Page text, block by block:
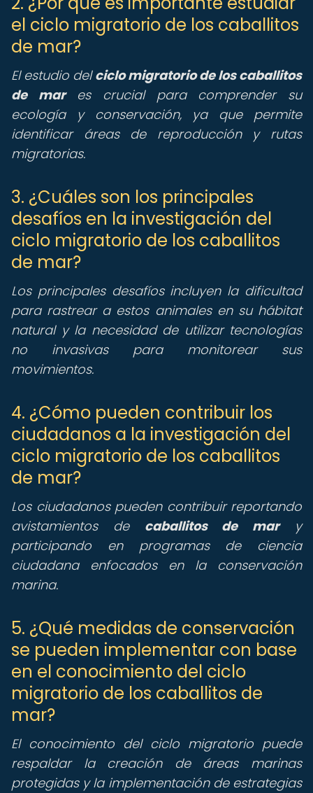
el ciclo migratorio de los caballitos
de mar?
El estudio delciclo migratorio de los caballitos
de mares crucial para comprender su
ecología y conservación, ya que permite
identificar áreas de reproducción y rutas
migratorias.
3. ¿Cuáles son los principales
desafíos en la investigación del
ciclo migratorio de los caballitos
de mar?
Los principales desafíos incluyen la dificultad
para rastrear a estos animales en su hábitat
natural y la necesidad de utilizar tecnologías
no invasivas para monitorear sus
movimientos.
4. ¿Cómo pueden contribuir los
ciudadanos a la investigación del
ciclo migratorio de los caballitos
de mar?
Los ciudadanos pueden contribuir reportando
avistamientos de caballitos de mary
participando en programas de ciencia
ciudadana enfocados en la conservación
marina.
5. ¿Qué medidas de conservación
se pueden implementar con base
en el conocimiento del ciclo
migratorio de los caballitos de
mar?
El conocimiento del ciclo migratorio puede
respaldar la creación de áreas marinas
protegidas y la implementación de estrategias